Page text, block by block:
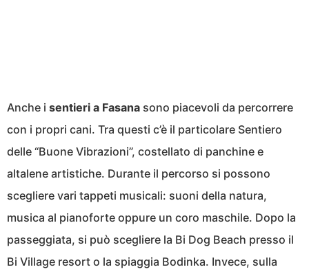
Anche i sentieri a Fasana sono piacevoli da percorrere
con i propri cani. Tra questi c’è il particolare Sentiero
delle “Buone Vibrazioni”, costellato di panchine e
altalene artistiche. Durante il percorso si possono
scegliere vari tappeti musicali: suoni della natura,
musica al pianoforte oppure un coro maschile. Dopo la
passeggiata, si può scegliere la Bi Dog Beach presso il
Bi Village resort o la spiaggia Bodinka. Invece, sulla